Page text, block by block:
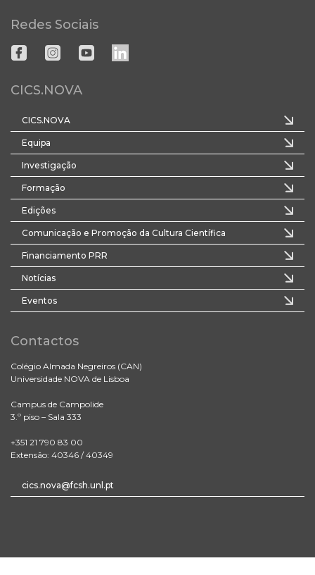
Redes Sociais
CICS.NOVA
CICS.NOVA
Equipa
Investigação
Formação
Edições
Comunicação e Promoção da Cultura Científica
Financiamento PRR
Notícias
Eventos
Contactos
Colégio Almada Negreiros (CAN)
Universidade NOVA de Lisboa
Campus de Campolide
3.º piso – Sala 333
+351 21 790 83 00
Extensão: 40346 / 40349
cics.nova@fcsh.unl.pt